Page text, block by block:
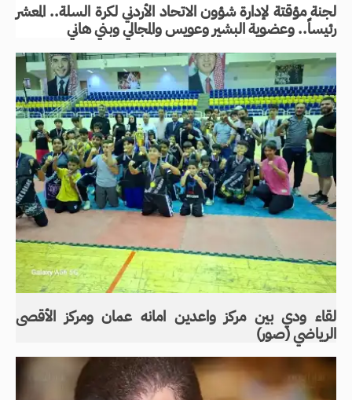
لجنة مؤقتة لإدارة شؤون الاتحاد الأردني لكرة السلة.. المعشر
رئيساً.. وعضوية البشير وعويس والمجالي وبني هاني
لقاء ودي بين مركز واعدين امانه عمان ومركز الأقصى
الرياضي (صور)